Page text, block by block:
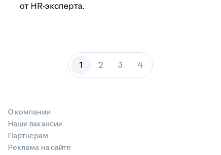
от HR-эксперта.
1 2 3 4
О компании
Наши вакансии
Партнерам
Реклама на сайте